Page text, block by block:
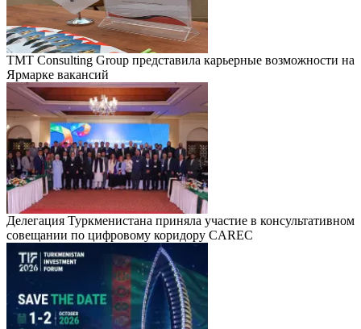
TMT Consulting Group представила карьерные возможности на
Ярмарке вакансий
Делегация Туркменистана приняла участие в консультативном
совещании по цифровому коридору CAREC